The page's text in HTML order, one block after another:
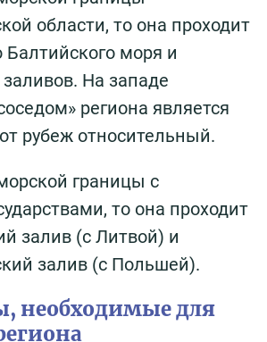
области, то она проходит
моря и
На западе
региона является
рубеж относительный.
границы с
то она проходит
залив (с Литвой) и
залив (с Польшей).
необходимые для